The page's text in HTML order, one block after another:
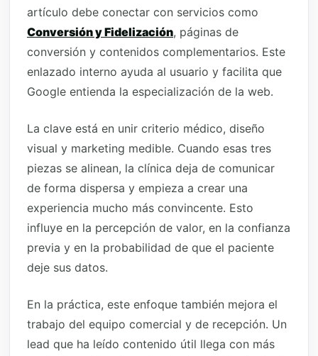
artículo debe conectar con servicios como
Conversión y Fidelización, páginas de
conversión y contenidos complementarios. Este
enlazado interno ayuda al usuario y facilita que
Google entienda la especialización de la web.
La clave está en unir criterio médico, diseño
visual y marketing medible. Cuando esas tres
piezas se alinean, la clínica deja de comunicar
de forma dispersa y empieza a crear una
experiencia mucho más convincente. Esto
influye en la percepción de valor, en la confianza
previa y en la probabilidad de que el paciente
deje sus datos.
En la práctica, este enfoque también mejora el
trabajo del equipo comercial y de recepción. Un
lead que ha leído contenido útil llega con más